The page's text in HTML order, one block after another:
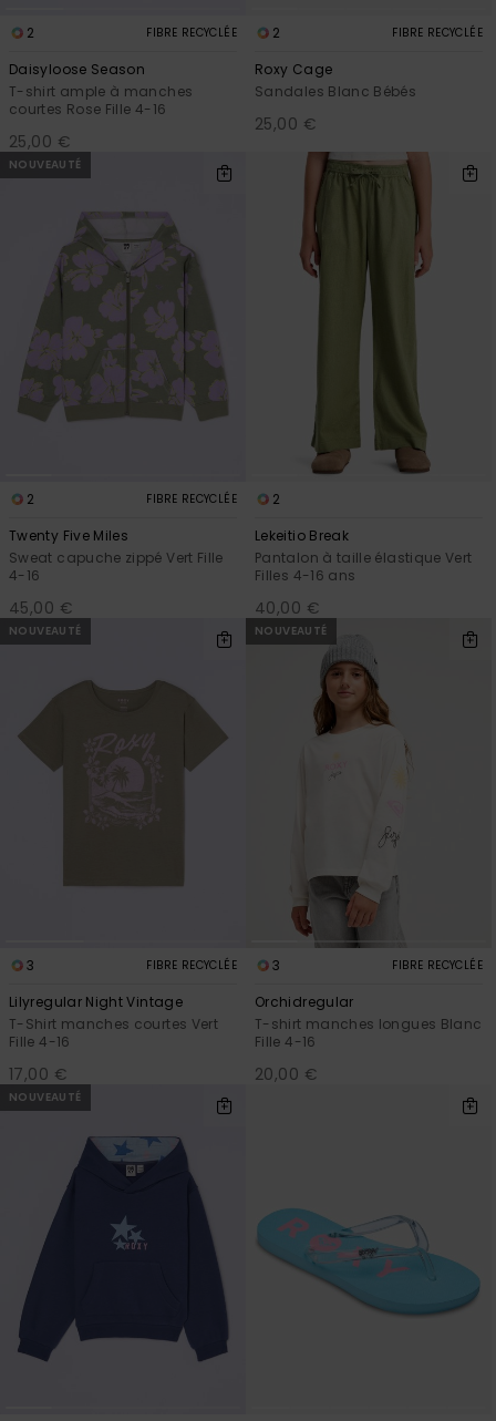
2 FIBRE RECYCLÉE
Daisyloose Season
T-shirt ample à manches
courtes Rose Fille 4-16
25,00 €
2 FIBRE RECYCLÉE
Roxy Cage
Sandales Blanc Bébés
25,00 €
NOUVEAUTÉ
2 FIBRE RECYCLÉE
Twenty Five Miles
Sweat capuche zippé Vert Fille
4-16
45,00 €
2
Lekeitio Break
Pantalon à taille élastique Vert
Filles 4-16 ans
40,00 €
NOUVEAUTÉ
3 FIBRE RECYCLÉE
Lilyregular Night Vintage
T-Shirt manches courtes Vert
Fille 4-16
17,00 €
NOUVEAUTÉ
3 FIBRE RECYCLÉE
Orchidregular
T-shirt manches longues Blanc
Fille 4-16
20,00 €
NOUVEAUTÉ